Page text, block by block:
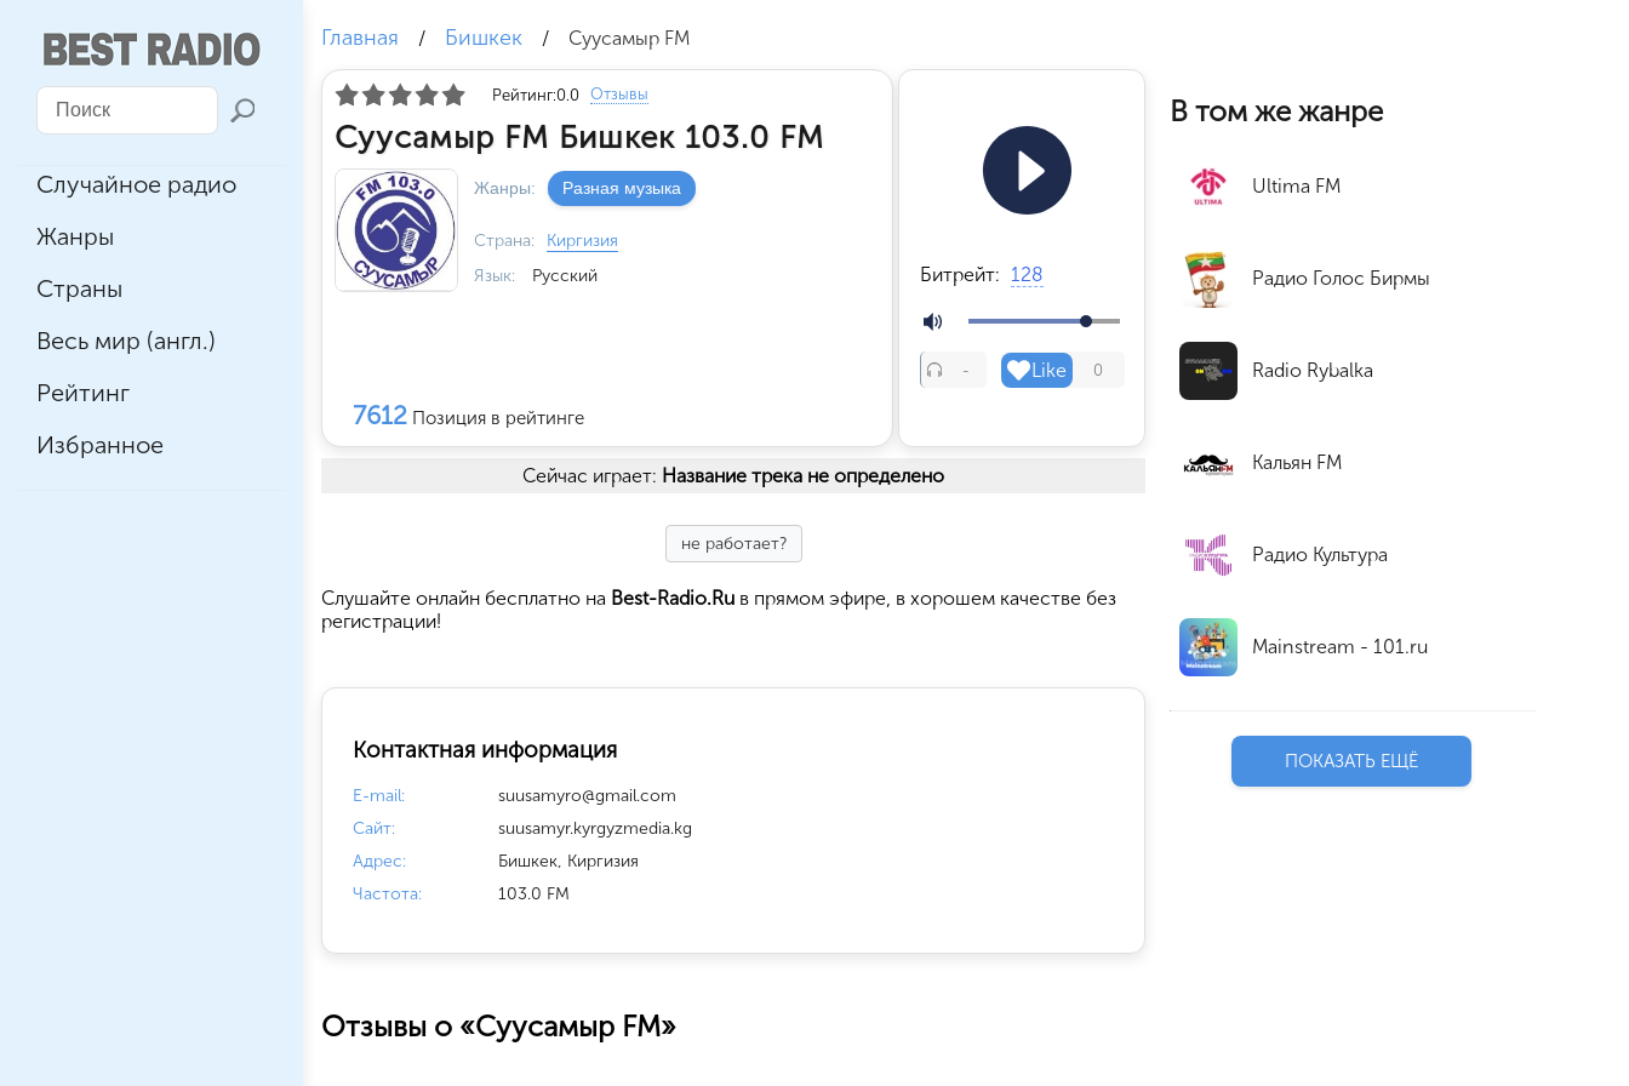
Случайное радио
Жанры
Страны
Весь мир (англ.)
Рейтинг
Избранное
Главная / Бишкек / Суусамыр FM
Рейтинг:0.0 Отзывы
Суусамыр FM Бишкек 103.0 FM
Жанры: Разная музыка
Страна:
Киргизия
Язык:
Русский Битрейт: 128
- Like 0
7612 Позиция в рейтинге
Сейчас играет: Название трека не определено
не работает?
Cлушайте онлайн бесплатно на Best-Radio.Ru в прямом эфире, в хорошем качестве без
регистрации!
Контактная информация
E-mail:
suusamyro@gmail.com
Сайт:
suusamyr.kyrgyzmedia.kg
Адрес:
Бишкек, Киргизия
Частота:
103.0 FM
Отзывы о «Суусамыр FM»
В том же жанре
Ultima FM
Радио Голос Бирмы
Radio Rybalka
Кальян FM
Радио Культура
Mainstream - 101.ru
ПОКАЗАТЬ ЕЩЁ